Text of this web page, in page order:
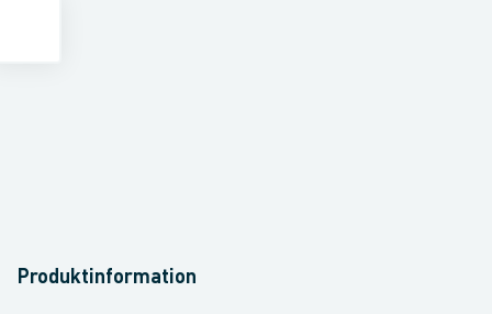
Produktinformation